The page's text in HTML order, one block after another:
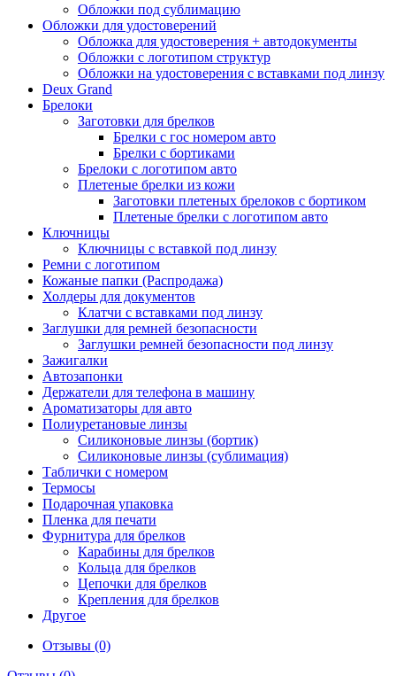
Обложки под сублимацию
Обложки для удостоверений
Обложка для удостоверения + автодокументы
Обложки с логотипом структур
Обложки на удостоверения с вставками под линзу
Deux Grand
Брелоки
Заготовки для брелков
Брелки с гос номером авто
Брелки с бортиками
Брелоки с логотипом авто
Плетеные брелки из кожи
Заготовки плетеных брелоков с бортиком
Плетеные брелки с логотипом авто
Ключницы
Ключницы с вставкой под линзу
Ремни с логотипом
Кожаные папки (Распродажа)
Холдеры для документов
Клатчи с вставками под линзу
Заглушки для ремней безопасности
Заглушки ремней безопасности под линзу
Зажигалки
Автозапонки
Держатели для телефона в машину
Ароматизаторы для авто
Полиуретановые линзы
Силиконовые линзы (бортик)
Силиконовые линзы (сублимация)
Таблички с номером
Термосы
Подарочная упаковка
Пленка для печати
Фурнитура для брелков
Карабины для брелков
Кольца для брелков
Цепочки для брелков
Крепления для брелков
Другое
Отзывы (0)